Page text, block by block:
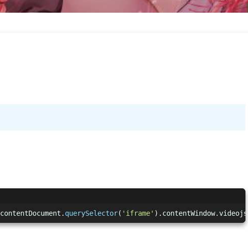
contentDocument . querySelector( 'iframe' ). contentWindow.videojs